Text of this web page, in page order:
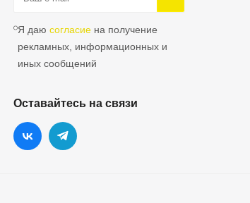
Я даюсогласие на получение
рекламных, информационных и
иных сообщений
Оставайтесь на связи